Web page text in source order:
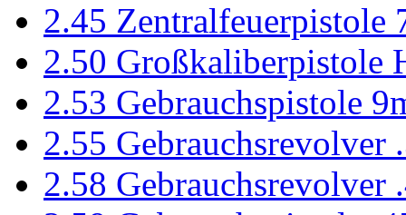
2.45 Zentralfeuerpistole
2.50 Großkaliberpistole
2.53 Gebrauchspistole
2.55 Gebrauchsrevolver
2.58 Gebrauchsrevolver